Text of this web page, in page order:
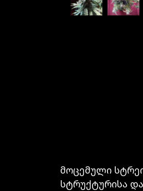
მოცემული
სტრუქტურისა